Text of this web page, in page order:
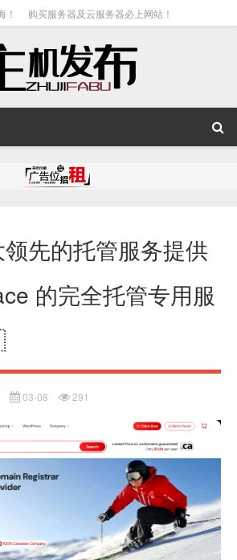
！ 购买服务器及云服务器必上网站！
先的托管服务提供
的完全托管专用服
03-08 291